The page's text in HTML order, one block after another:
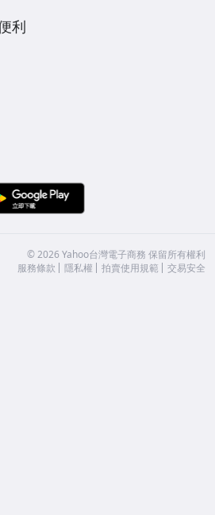
利
Store
©2026 Yahoo台灣電子商務 保留所有權利
服務條款
隱私權 拍賣使用規範 交易安全